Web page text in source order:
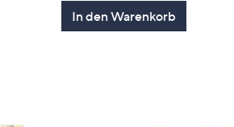
5
In den Warenkorb